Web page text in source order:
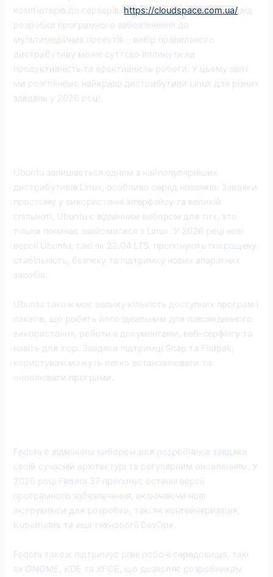
комп’ютерів до серверів, https://cloudspace.com.ua/ від
розробки програмного забезпечення до
мультимедійних проектів – вибір правильного
дистрибутиву може суттєво вплинути на
продуктивність та ефективність роботи. У цьому звіті
ми розглянемо найкращі дистрибутиви Linux для різних
завдань у 2026 році.
Ubuntu залишається одним з найпопулярніших
дистрибутивів Linux, особливо серед новачків. Завдяки
простому у використанні інтерфейсу та великій
спільноті, Ubuntu є відмінним вибором для тих, хто
тільки починає знайомитися з Linux. У 2026 році нові
версії Ubuntu, такі як 22.04 LTS, пропонують покращену
стабільність, безпеку та підтримку нових апаратних
засобів.
Ubuntu також має велику кількість доступних програм і
пакетів, що робить його ідеальним для повсякденного
використання, роботи з документами, веб-серфінгу та
навіть для ігор. Завдяки підтримці Snap та Flatpak,
користувачі можуть легко встановлювати та
оновлювати програми.
Fedora є відмінним вибором для розробників завдяки
своїй сучасній архітектурі та регулярним оновленням. У
2026 році Fedora 37 пропонує останні версії
програмного забезпечення, включаючи нові
інструменти для розробки, такі як контейнеризація,
Kubernetes та інші технології DevOps.
Fedora також підтримує різні робочі середовища, такі
як GNOME, KDE та XFCE, що дозволяє розробникам